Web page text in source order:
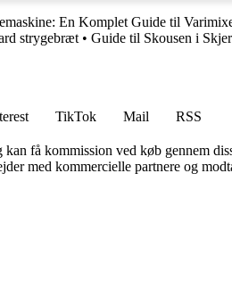
En Komplet Guide til
strygebræt • Guide til Skousen i
TikTok Mail
RSS
få kommission ved køb gennem
med kommercielle partnere og